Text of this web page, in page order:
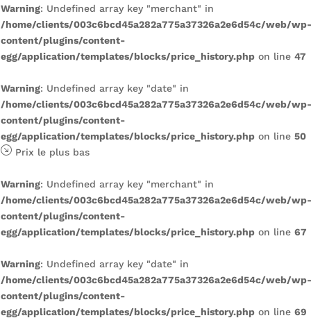
Warning: Undefined array key "merchant" in
/home/clients/003c6bcd45a282a775a37326a2e6d54c/web/
content/plugins/content-
egg/application/templates/blocks/price_history.php on line47
Warning: Undefined array key "date" in
/home/clients/003c6bcd45a282a775a37326a2e6d54c/web/
content/plugins/content-
egg/application/templates/blocks/price_history.php on line50
Prix ​​le plus bas
Warning: Undefined array key "merchant" in
/home/clients/003c6bcd45a282a775a37326a2e6d54c/web/
content/plugins/content-
egg/application/templates/blocks/price_history.php on line67
Warning: Undefined array key "date" in
/home/clients/003c6bcd45a282a775a37326a2e6d54c/web/
content/plugins/content-
egg/application/templates/blocks/price_history.php on line69